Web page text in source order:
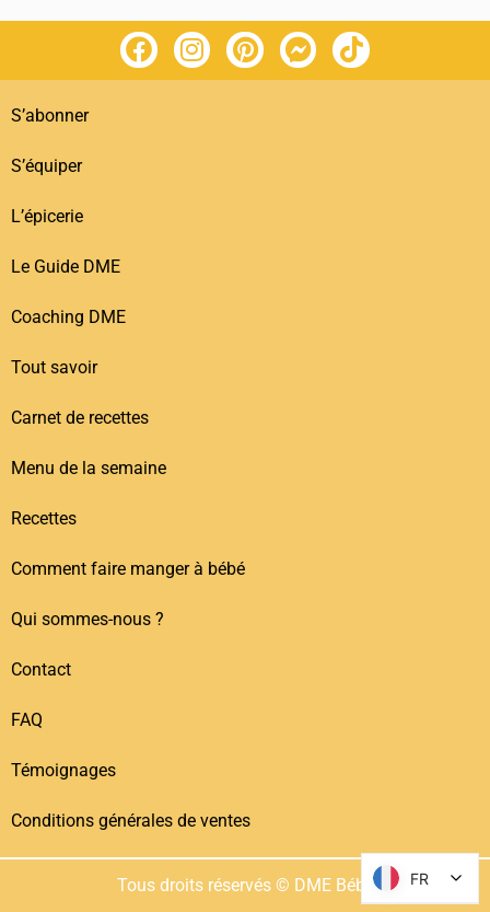
S’abonner
S’équiper
L’épicerie
Le Guide DME
Coaching DME
Tout savoir
Carnet de recettes
Menu de la semaine
Recettes
Comment faire manger à bébé
Qui sommes-nous ?
Contact
FAQ
Témoignages
Conditions générales de ventes
Tous droits réservés © DME Bébé FR
FR